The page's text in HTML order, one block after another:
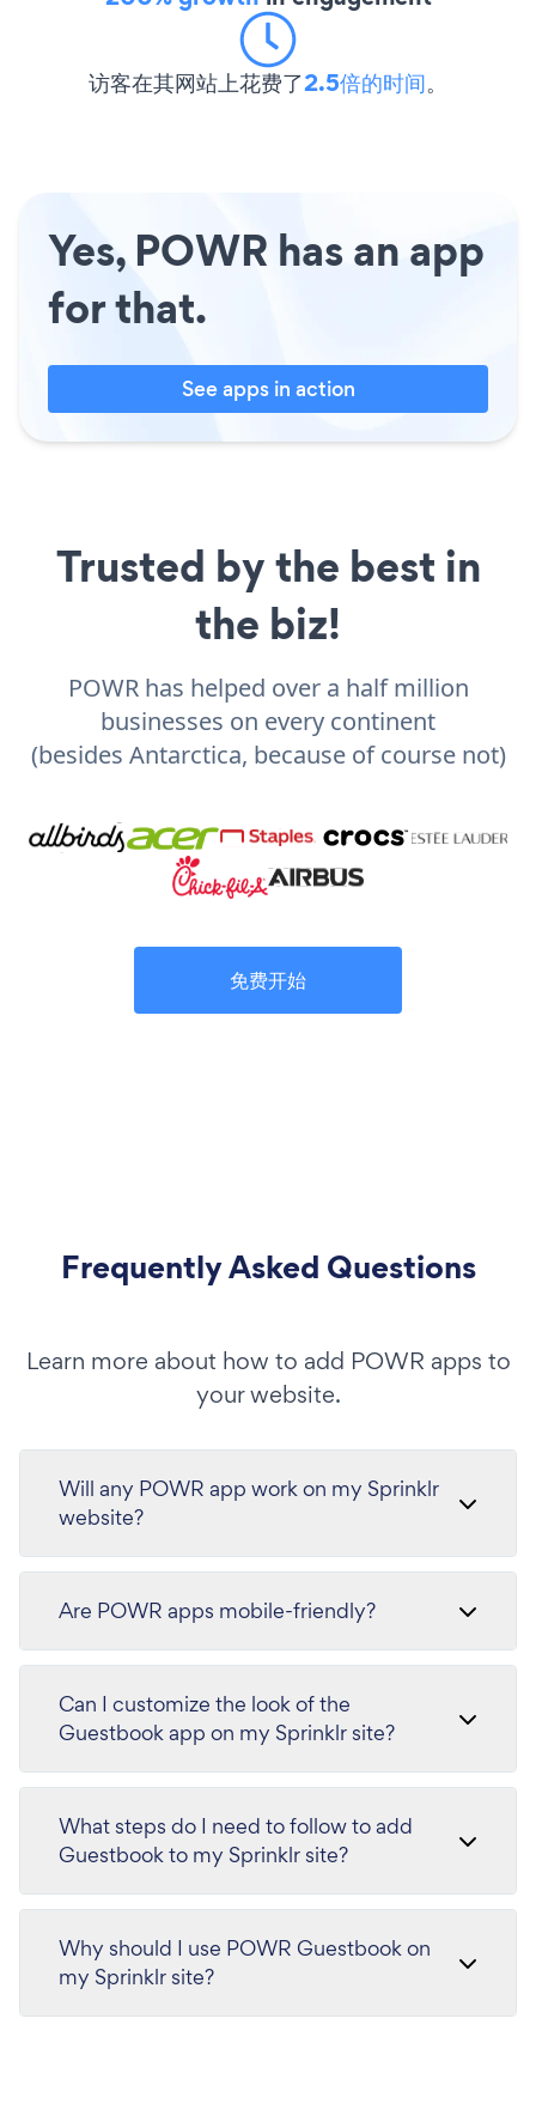
访客在其网站上花费了2.5倍的时间。
Yes, POWR has an app
for that.
See apps in action
Trusted by the best in
the biz!
POWR has helped over a half million
businesses on every continent
(besides Antarctica, because of course not)
免费开始
Frequently Asked Questions
Learn more about how to add POWR apps to
your website.
Will any POWR app work on my Sprinklr
website?
Are POWR apps mobile-friendly?
Can I customize the look of the
Guestbook app on my Sprinklr site?
What steps do I need to follow to add
Guestbook to my Sprinklr site?
Why should I use POWR Guestbook on
my Sprinklr site?